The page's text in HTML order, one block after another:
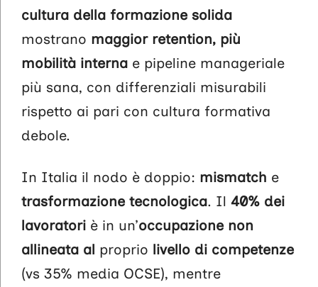
cultura della formazione solida
mostrano maggior retention, più
mobilità interna e pipeline manageriale
più sana, con differenziali misurabili
rispetto ai pari con cultura formativa
debole.
In Italia il nodo è doppio: mismatch e
trasformazione tecnologica. Il 40% dei
lavoratori è in un’occupazione non
allineata al proprio livello di competenze
(vs 35% media OCSE), mentre